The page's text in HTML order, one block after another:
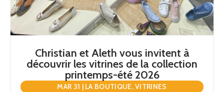
Christian et Aleth vous invitent à
découvrir les vitrines de la collection
printemps-été 2026
MAR 31 | LA BOUTIQUE,VITRINES